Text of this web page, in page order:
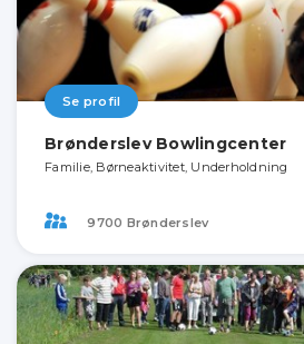
Se profil
Brønderslev Bowlingcenter
Familie, Børneaktivitet, Underholdning
9700 Brønderslev